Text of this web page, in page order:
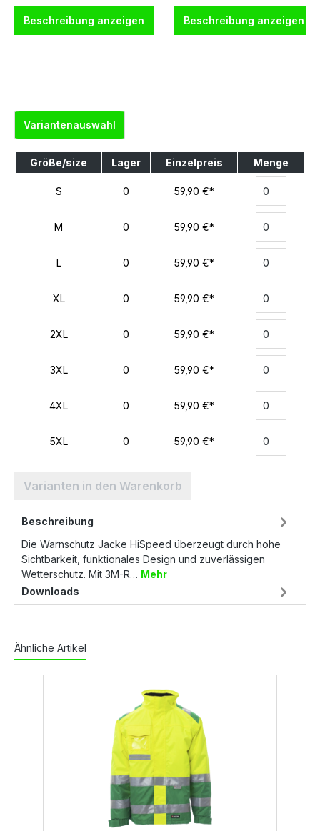
Beschreibung anzeigen Beschreibung anzeigen
Variantenauswahl
Größe/size Lager Einzelpreis Menge
S 0 59,90 €*
M 0 59,90 €*
L 0 59,90 €*
XL 0 59,90 €*
2XL 0 59,90 €*
3XL 0 59,90 €*
4XL 0 59,90 €*
5XL 0 59,90 €*
Varianten in den Warenkorb
Beschreibung
Die Warnschutz Jacke HiSpeed überzeugt durch hohe
Sichtbarkeit, funktionales Design und zuverlässigen
Wetterschutz. Mit 3M-R… Mehr
Downloads
Ähnliche Artikel